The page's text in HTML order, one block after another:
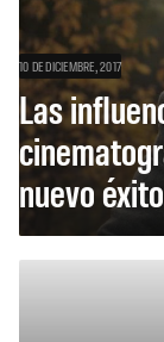
10 DE DICIEMBRE, 2017
Las
nuevo